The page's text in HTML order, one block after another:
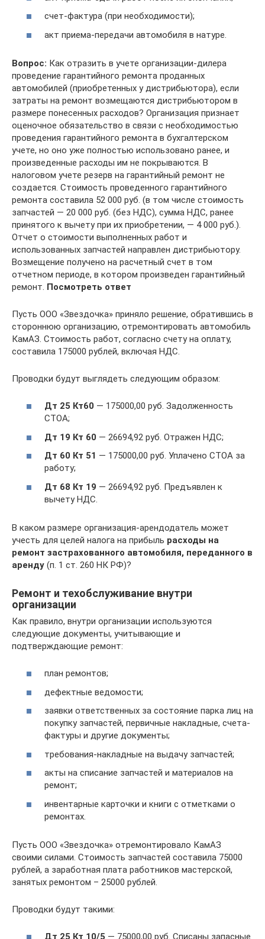
счет-фактура (при необходимости);
акт приема-передачи автомобиля в натуре.
Вопрос: Как отразить в учете организации-дилера
проведение гарантийного ремонта проданных
автомобилей (приобретенных у дистрибьютора), если
затраты на ремонт возмещаются дистрибьютором в
размере понесенных расходов? Организация признает
оценочное обязательство в связи с необходимостью
проведения гарантийного ремонта в бухгалтерском
учете, но оно уже полностью использовано ранее, и
произведенные расходы им не покрываются. В
налоговом учете резерв на гарантийный ремонт не
создается. Стоимость проведенного гарантийного
ремонта составила 52 000 руб. (в том числе стоимость
запчастей — 20 000 руб. (без НДС), сумма НДС, ранее
принятого к вычету при их приобретении, — 4 000 руб.).
Отчет о стоимости выполненных работ и
использованных запчастей направлен дистрибьютору.
Возмещение получено на расчетный счет в том
отчетном периоде, в котором произведен гарантийный
ремонт. Посмотреть ответ
Пусть ООО «Звездочка» приняло решение, обратившись в
стороннюю организацию, отремонтировать автомобиль
КамАЗ. Стоимость работ, согласно счету на оплату,
составила 175000 рублей, включая НДС.
Проводки будут выглядеть следующим образом:
Дт 25 Кт60 — 175000,00 руб. Задолженность
СТОА;
Дт 19 Кт 60 — 26694,92 руб. Отражен НДС;
Дт 60 Кт 51 — 175000,00 руб. Уплачено СТОА за
работу;
Дт 68 Кт 19 — 26694,92 руб. Предъявлен к
вычету НДС.
В каком размере организация-арендодатель может
учесть для целей налога на прибыль расходы на
ремонт застрахованного автомобиля, переданного в
аренду (п. 1 ст. 260 НК РФ)?
Ремонт и техобслуживание внутри
организации
Как правило, внутри организации используются
следующие документы, учитывающие и
подтверждающие ремонт:
план ремонтов;
дефектные ведомости;
заявки ответственных за состояние парка лиц на
покупку запчастей, первичные накладные, счета-
фактуры и другие документы;
требования-накладные на выдачу запчастей;
акты на списание запчастей и материалов на
ремонт;
инвентарные карточки и книги с отметками о
ремонтах.
Пусть ООО «Звездочка» отремонтировало КамАЗ
своими силами. Стоимость запчастей составила 75000
рублей, а заработная плата работников мастерской,
занятых ремонтом – 25000 рублей.
Проводки будут такими:
Дт 25 Кт 10/5 — 75000,00 руб. Списаны запасные